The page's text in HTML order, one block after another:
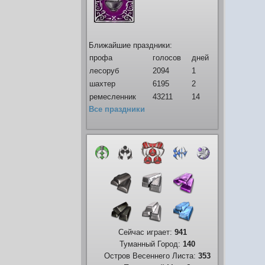
Ближайшие праздники:
профа
голосов
дней
лесоруб
2094
1
шахтер
6195
2
ремесленник
43211
14
Все праздники
Сейчас играет: 941
Туманный Город: 140
Остров Весеннего Листа: 353